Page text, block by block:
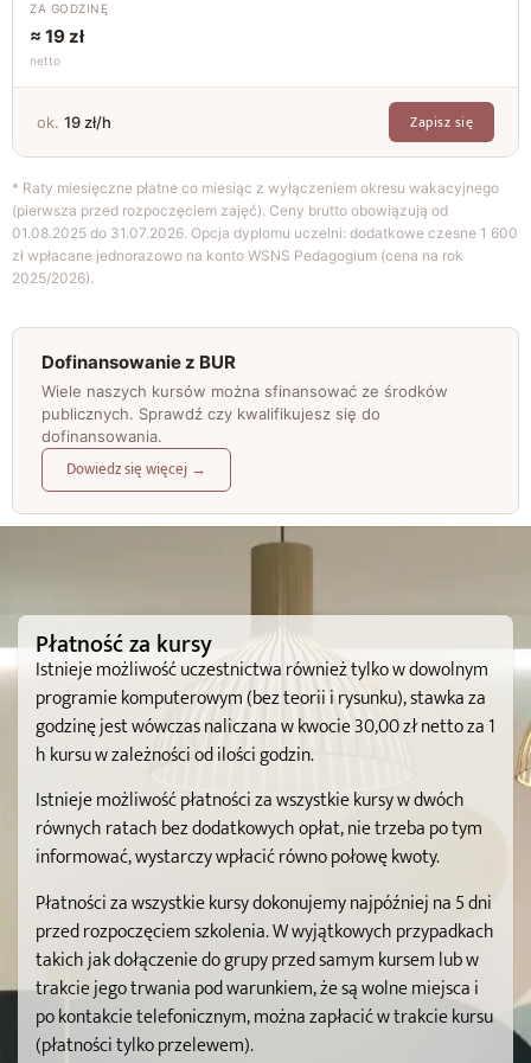
ZA GODZINĘ
≈ 19 zł
netto
ok. 19 zł/h Zapisz się
* Raty miesięczne płatne co miesiąc z wyłączeniem okresu wakacyjnego
(pierwsza przed rozpoczęciem zajęć). Ceny brutto obowiązują od
01.08.2025 do 31.07.2026. Opcja dyplomu uczelni: dodatkowe czesne 1 600
zł wpłacane jednorazowo na konto WSNS Pedagogium (cena na rok
2025/2026).
Dofinansowanie z BUR
Wiele naszych kursów można sfinansować ze środków
publicznych. Sprawdź czy kwalifikujesz się do
dofinansowania.
Dowiedz się więcej →
Płatność za kursy
Istnieje możliwość uczestnictwa również tylko w dowolnym
programie komputerowym (bez teorii i rysunku), stawka za
godzinę jest wówczas naliczana w kwocie 30,00 zł netto za 1
h kursu w zależności od ilości godzin.
Istnieje możliwość płatności za wszystkie kursy w dwóch
równych ratach bez dodatkowych opłat, nie trzeba po tym
informować, wystarczy wpłacić równo połowę kwoty.
Płatności za wszystkie kursy dokonujemy najpóźniej na 5 dni
przed rozpoczęciem szkolenia. W wyjątkowych przypadkach
takich jak dołączenie do grupy przed samym kursem lub w
trakcie jego trwania pod warunkiem, że są wolne miejsca i
po kontakcie telefonicznym, można zapłacić w trakcie kursu
(płatności tylko przelewem).